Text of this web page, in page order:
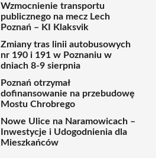
Wzmocnienie transportu
publicznego na mecz Lech
Poznań – KI Klaksvik
Zmiany tras linii autobusowych
nr 190 i 191 w Poznaniu w
dniach 8-9 sierpnia
Poznań otrzymał
dofinansowanie na przebudowę
Mostu Chrobrego
Nowe Ulice na Naramowicach –
Inwestycje i Udogodnienia dla
Mieszkańców